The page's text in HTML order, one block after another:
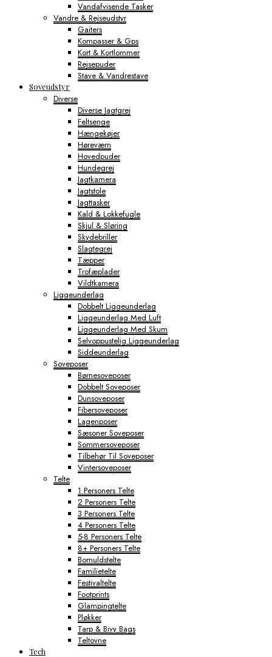
Vandafvisende Tasker
Vandre & Rejseudstyr
Gaiters
Kompasser & Gps
Kort & Kortlommer
Rejsepuder
Stave & Vandrestave
Soveudstyr
Diverse
Diverse Jagtgrej
Feltsenge
Hængekøjer
Høreværn
Hovedpuder
Hundegrej
Jagtkamera
Jagtstole
Jagttasker
Kald & Lokkefugle
Skjul & Sløring
Skydebriller
Slagtegrej
Tæpper
Trofæplader
Vildtkamera
Liggeunderlag
Dobbelt Liggeunderlag
Liggeunderlag Med Luft
Liggeunderlag Med Skum
Selvoppustelig Liggeunderlag
Siddeunderlag
Soveposer
Børnesoveposer
Dobbelt Soveposer
Dunsoveposer
Fibersoveposer
Lagenposer
Sæsoner Soveposer
Sommersoveposer
Tilbehør Til Soveposer
Vintersoveposer
Telte
1 Personers Telte
2 Personers Telte
3 Personers Telte
4 Personers Telte
5-8 Personers Telte
8+ Personers Telte
Bomuldstelte
Familietelte
Festivaltelte
Footprints
Glampingtelte
Pløkker
Tarp & Bivy Bags
Teltovne
Tech